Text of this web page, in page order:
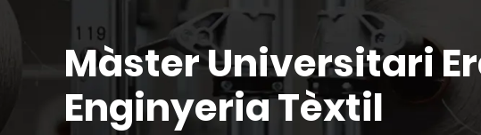
Màster Universitari
Enginyeria Tèxtil